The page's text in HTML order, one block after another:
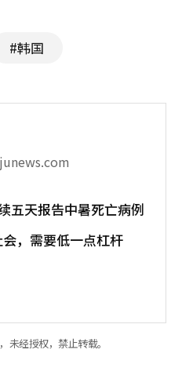
#韩国
五天报告中暑死亡病例
会，需要低一点杠杆
未经授权，禁止转载。